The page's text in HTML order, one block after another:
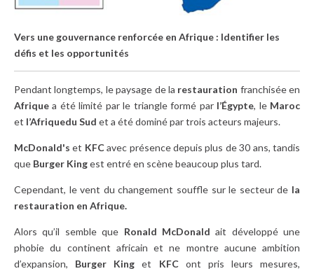
Vers une gouvernance renforcée en Afrique : Identifier les
défis et les opportunités
Pendant longtemps, le paysage de la restauration franchisée en
Afrique a été limité par le triangle formé par l’Égypte, le Maroc
et l’Afriquedu Sud et a été dominé par trois acteurs majeurs.
McDonald's et KFCavec présence depuis plus de 30 ans, tandis
que Burger Kingest entré en scène beaucoup plus tard.
Cependant, le vent du changement souffle sur le secteur de la
restauration en Afrique.
Alors qu’il semble que Ronald McDonald ait développé une
phobie du continent africain et ne montre aucune ambition
d’expansion, Burger King et KFCont pris leurs mesures,